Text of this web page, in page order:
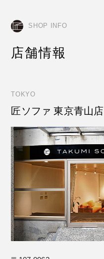
SHOP INFO
店舗情報
TOKYO
匠ソファ 東京青山店